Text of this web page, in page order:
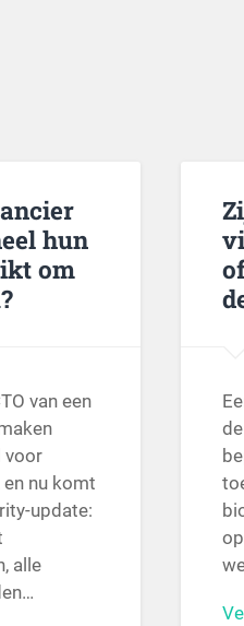
hun
om
van een
voor
nu komt
update:
alle